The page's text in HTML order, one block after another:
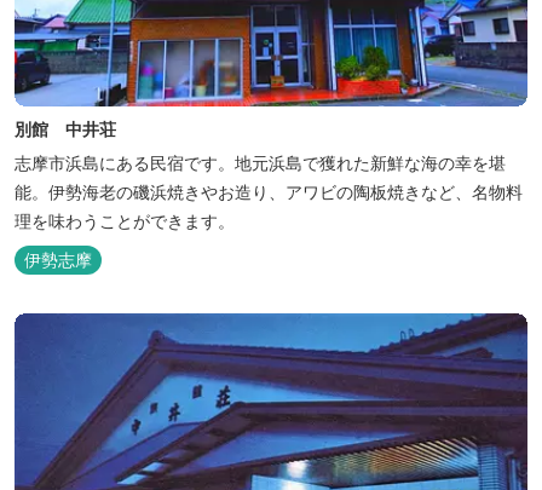
別館 中井荘
志摩市浜島にある民宿です。地元浜島で獲れた新鮮な海の幸を堪
能。伊勢海老の磯浜焼きやお造り、アワビの陶板焼きなど、名物料
理を味わうことができます。
伊勢志摩